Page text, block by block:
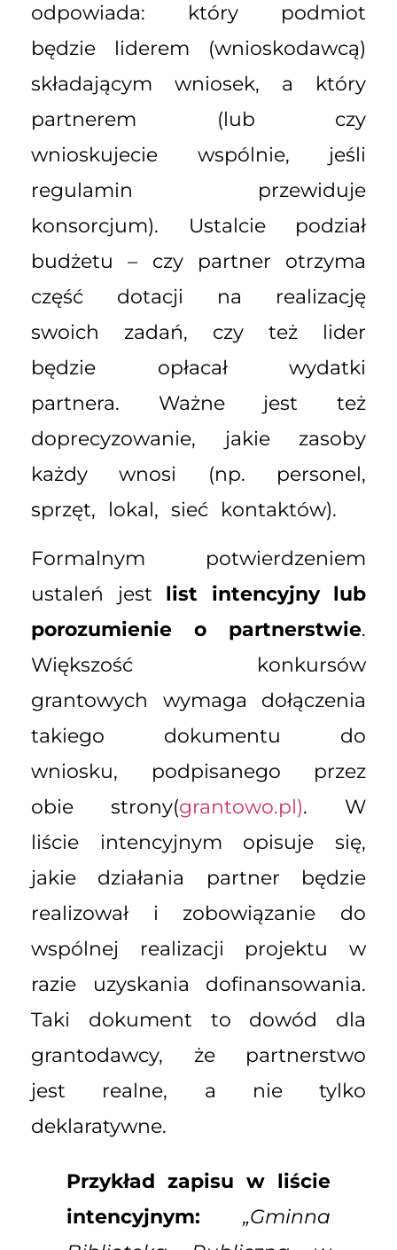
odpowiada: który podmiot
będzie liderem (wnioskodawcą)
składającym wniosek, a który
partnerem (lub czy
wnioskujecie wspólnie, jeśli
regulamin przewiduje
konsorcjum). Ustalcie podział
budżetu – czy partner otrzyma
część dotacji na realizację
swoich zadań, czy też lider
będzie opłacał wydatki
partnera. Ważne jest też
doprecyzowanie, jakie zasoby
każdy wnosi (np. personel,
sprzęt, lokal, sieć kontaktów).
Formalnym potwierdzeniem
ustaleń jest list intencyjny lub
porozumienie o partnerstwie.
Większość konkursów
grantowych wymaga dołączenia
takiego dokumentu do
wniosku, podpisanego przez
obie strony(grantowo.pl). W
liście intencyjnym opisuje się,
jakie działania partner będzie
realizował i zobowiązanie do
wspólnej realizacji projektu w
razie uzyskania dofinansowania.
Taki dokument to dowód dla
grantodawcy, że partnerstwo
jest realne, a nie tylko
deklaratywne.
Przykład zapisu w liście
intencyjnym:
„Gminna